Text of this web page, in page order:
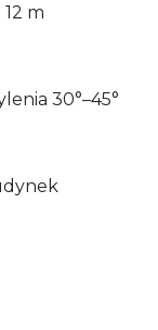
m
30°–45°